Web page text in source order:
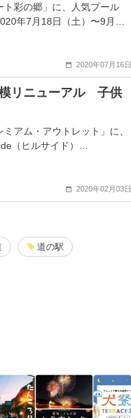
彩の郷」に、人気プール
年7月18日（土）〜9月…
2020年07月16日
リニューアル 子供
アム・アウトレット」に、
（ヒルサイド）…
2020年02月03日
道の駅